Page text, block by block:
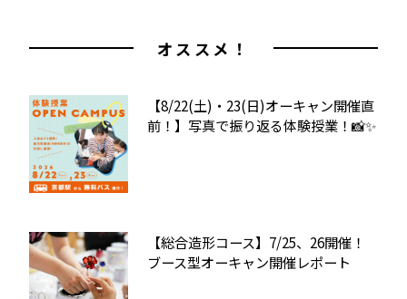
オススメ！
【8/22(土)・23(日)オーキャン開催直
前！】写真で振り返る体験授業！📸✨
【総合造形コース】7/25、26開催！
ブース型オーキャン開催レポート